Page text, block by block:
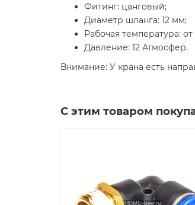
Фитинг: цанговый;
Диаметр шланга: 12 мм;
Рабочая температура:
Давление: 12 Атмосфер.
Внимание: У крана есть
С этим товаром